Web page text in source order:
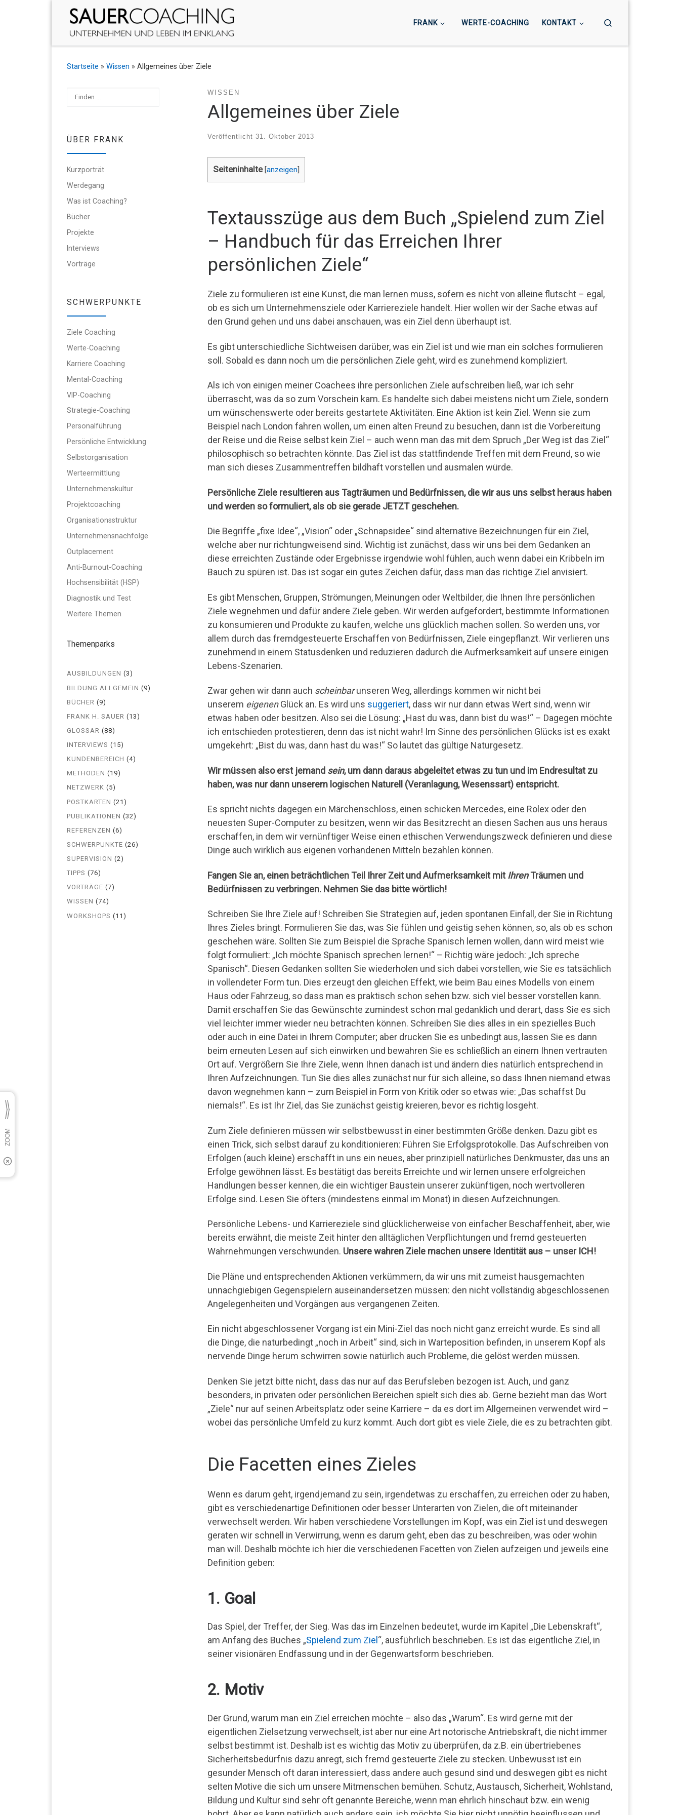
Zum Inhalt springen
FRANK WERTE-COACHING KONTAKT
Startseite » Wissen » Allgemeines über Ziele
WISSEN
Allgemeines über Ziele
Veröffentlicht 31. Oktober 2013
Seiteninhalte [anzeigen]
Textausszüge aus dem Buch „Spielend zum Ziel
– Handbuch für das Erreichen Ihrer
persönlichen Ziele“
Ziele zu formulieren ist eine Kunst, die man lernen muss, sofern es nicht von alleine flutscht – egal,
ob es sich um Unternehmensziele oder Karriereziele handelt. Hier wollen wir der Sache etwas auf
den Grund gehen und uns dabei anschauen, was ein Ziel denn überhaupt ist.
Es gibt unterschiedliche Sichtweisen darüber, was ein Ziel ist und wie man ein solches formulieren
soll. Sobald es dann noch um die persönlichen Ziele geht, wird es zunehmend kompliziert.
Als ich von einigen meiner Coachees ihre persönlichen Ziele aufschreiben ließ, war ich sehr
überrascht, was da so zum Vorschein kam. Es handelte sich dabei meistens nicht um Ziele, sondern
um wünschenswerte oder bereits gestartete Aktivitäten. Eine Aktion ist kein Ziel. Wenn sie zum
Beispiel nach London fahren wollen, um einen alten Freund zu besuchen, dann ist die Vorbereitung
der Reise und die Reise selbst kein Ziel – auch wenn man das mit dem Spruch „Der Weg ist das Ziel“
philosophisch so betrachten könnte. Das Ziel ist das stattfindende Treffen mit dem Freund, so wie
man sich dieses Zusammentreffen bildhaft vorstellen und ausmalen würde.
Persönliche Ziele resultieren aus Tagträumen und Bedürfnissen, die wir aus uns selbst heraus haben
und werden so formuliert, als ob sie gerade JETZT geschehen.
Die Begriffe „fixe Idee“, „Vision“ oder „Schnapsidee“ sind alternative Bezeichnungen für ein Ziel,
welche aber nur richtungweisend sind. Wichtig ist zunächst, dass wir uns bei dem Gedanken an
diese erreichten Zustände oder Ergebnisse irgendwie wohl fühlen, auch wenn dabei ein Kribbeln im
Bauch zu spüren ist. Das ist sogar ein gutes Zeichen dafür, dass man das richtige Ziel anvisiert.
Es gibt Menschen, Gruppen, Strömungen, Meinungen oder Weltbilder, die Ihnen Ihre persönlichen
Ziele wegnehmen und dafür andere Ziele geben. Wir werden aufgefordert, bestimmte Informationen
zu konsumieren und Produkte zu kaufen, welche uns glücklich machen sollen. So werden uns, vor
allem durch das fremdgesteuerte Erschaffen von Bedürfnissen, Ziele eingepflanzt. Wir verlieren uns
zunehmend in einem Statusdenken und reduzieren dadurch die Aufmerksamkeit auf unsere einigen
Lebens-Szenarien.
Zwar gehen wir dann auch scheinbarunseren Weg, allerdings kommen wir nicht bei
unserem eigenenGlück an. Es wird uns suggeriert, dass wir nur dann etwas Wert sind, wenn wir
etwas haben oder besitzen. Also sei die Lösung: „Hast du was, dann bist du was!“ – Dagegen möchte
ich entschieden protestieren, denn das ist nicht wahr! Im Sinne des persönlichen Glücks ist es exakt
umgekehrt: „Bist du was, dann hast du was!“ So lautet das gültige Naturgesetz.
Wir müssen also erst jemand sein, um dann daraus abgeleitet etwas zu tun und im Endresultat zu
haben, was nur dann unserem logischen Naturell (Veranlagung, Wesenssart) entspricht.
Es spricht nichts dagegen ein Märchenschloss, einen schicken Mercedes, eine Rolex oder den
neuesten Super-Computer zu besitzen, wenn wir das Besitzrecht an diesen Sachen aus uns heraus
erschaffen, in dem wir vernünftiger Weise einen ethischen Verwendungszweck definieren und diese
Dinge auch wirklich aus eigenen vorhandenen Mitteln bezahlen können.
Fangen Sie an, einen beträchtlichen Teil Ihrer Zeit und Aufmerksamkeit mit IhrenTräumen und
Bedürfnissen zu verbringen. Nehmen Sie das bitte wörtlich!
Schreiben Sie Ihre Ziele auf! Schreiben Sie Strategien auf, jeden spontanen Einfall, der Sie in Richtung
Ihres Zieles bringt. Formulieren Sie das, was Sie fühlen und geistig sehen können, so, als ob es schon
geschehen wäre. Sollten Sie zum Beispiel die Sprache Spanisch lernen wollen, dann wird meist wie
folgt formuliert: „Ich möchte Spanisch sprechen lernen!“ – Richtig wäre jedoch: „Ich spreche
Spanisch“. Diesen Gedanken sollten Sie wiederholen und sich dabei vorstellen, wie Sie es tatsächlich
in vollendeter Form tun. Dies erzeugt den gleichen Effekt, wie beim Bau eines Modells von einem
Haus oder Fahrzeug, so dass man es praktisch schon sehen bzw. sich viel besser vorstellen kann.
Damit erschaffen Sie das Gewünschte zumindest schon mal gedanklich und derart, dass Sie es sich
viel leichter immer wieder neu betrachten können. Schreiben Sie dies alles in ein spezielles Buch
oder auch in eine Datei in Ihrem Computer; aber drucken Sie es unbedingt aus, lassen Sie es dann
beim erneuten Lesen auf sich einwirken und bewahren Sie es schließlich an einem Ihnen vertrauten
Ort auf. Vergrößern Sie Ihre Ziele, wenn Ihnen danach ist und ändern dies natürlich entsprechend in
Ihren Aufzeichnungen. Tun Sie dies alles zunächst nur für sich alleine, so dass Ihnen niemand etwas
davon wegnehmen kann – zum Beispiel in Form von Kritik oder so etwas wie: „Das schaffst Du
niemals!“. Es ist Ihr Ziel, das Sie zunächst geistig kreieren, bevor es richtig losgeht.
Zum Ziele definieren müssen wir selbstbewusst in einer bestimmten Größe denken. Dazu gibt es
einen Trick, sich selbst darauf zu konditionieren: Führen Sie Erfolgsprotokolle. Das Aufschreiben von
Erfolgen (auch kleine) erschafft in uns ein neues, aber prinzipiell natürliches Denkmuster, das uns an
Erfolge gewöhnen lässt. Es bestätigt das bereits Erreichte und wir lernen unsere erfolgreichen
Handlungen besser kennen, die ein wichtiger Baustein unserer zukünftigen, noch wertvolleren
Erfolge sind. Lesen Sie öfters (mindestens einmal im Monat) in diesen Aufzeichnungen.
Persönliche Lebens- und Karriereziele sind glücklicherweise von einfacher Beschaffenheit, aber, wie
bereits erwähnt, die meiste Zeit hinter den alltäglichen Verpflichtungen und fremd gesteuerten
Wahrnehmungen verschwunden. Unsere wahren Ziele machen unsere Identität aus – unser ICH!
Die Pläne und entsprechenden Aktionen verkümmern, da wir uns mit zumeist hausgemachten
unnachgiebigen Gegenspielern auseinandersetzen müssen: den nicht vollständig abgeschlossenen
Angelegenheiten und Vorgängen aus vergangenen Zeiten.
Ein nicht abgeschlossener Vorgang ist ein Mini-Ziel das noch nicht ganz erreicht wurde. Es sind all
die Dinge, die naturbedingt „noch in Arbeit“ sind, sich in Warteposition befinden, in unserem Kopf als
nervende Dinge herum schwirren sowie natürlich auch Probleme, die gelöst werden müssen.
Denken Sie jetzt bitte nicht, dass das nur auf das Berufsleben bezogen ist. Auch, und ganz
besonders, in privaten oder persönlichen Bereichen spielt sich dies ab. Gerne bezieht man das Wort
„Ziele“ nur auf seinen Arbeitsplatz oder seine Karriere – da es dort im Allgemeinen verwendet wird –
wobei das persönliche Umfeld zu kurz kommt. Auch dort gibt es viele Ziele, die es zu betrachten gibt.
Die Facetten eines Zieles
Wenn es darum geht, irgendjemand zu sein, irgendetwas zu erschaffen, zu erreichen oder zu haben,
gibt es verschiedenartige Definitionen oder besser Unterarten von Zielen, die oft miteinander
verwechselt werden. Wir haben verschiedene Vorstellungen im Kopf, was ein Ziel ist und deswegen
geraten wir schnell in Verwirrung, wenn es darum geht, eben das zu beschreiben, was oder wohin
man will. Deshalb möchte ich hier die verschiedenen Facetten von Zielen aufzeigen und jeweils eine
Definition geben:
1. Goal
Das Spiel, der Treffer, der Sieg. Was das im Einzelnen bedeutet, wurde im Kapitel „Die Lebenskraft“,
am Anfang des Buches „Spielend zum Ziel “, ausführlich beschrieben. Es ist das eigentliche Ziel, in
seiner visionären Endfassung und in der Gegenwartsform beschrieben.
2. Motiv
Der Grund, warum man ein Ziel erreichen möchte – also das „Warum“. Es wird gerne mit der
eigentlichen Zielsetzung verwechselt, ist aber nur eine Art notorische Antriebskraft, die nicht immer
selbst bestimmt ist. Deshalb ist es wichtig das Motiv zu überprüfen, da z.B. ein übertriebenes
Sicherheitsbedürfnis dazu anregt, sich fremd gesteuerte Ziele zu stecken. Unbewusst ist ein
gesunder Mensch oft daran interessiert, dass andere auch gesund sind und deswegen gibt es nicht
selten Motive die sich um unsere Mitmenschen bemühen. Schutz, Austausch, Sicherheit, Wohlstand,
Bildung und Kultur sind sehr oft genannte Bereiche, wenn man ehrlich hinschaut bzw. ein wenig
ÜBER FRANK
Kurzporträt
Werdegang
Was ist Coaching?
Bücher
Projekte
Interviews
Vorträge
SCHWERPUNKTE
Ziele Coaching
Werte-Coaching
Karriere Coaching
Mental-Coaching
VIP-Coaching
Strategie-Coaching
Personalführung
Persönliche Entwicklung
Selbstorganisation
Werteermittlung
Unternehmenskultur
Projektcoaching
Organisationsstruktur
Unternehmensnachfolge
Outplacement
Anti-Burnout-Coaching
Hochsensibilität (HSP)
Diagnostik und Test
Weitere Themen
Themenparks
AUSBILDUNGEN (3)
BILDUNG ALLGEMEIN (9)
BÜCHER (9)
FRANK H. SAUER (13)
GLOSSAR (88)
INTERVIEWS (15)
KUNDENBEREICH (4)
METHODEN (19)
NETZWERK (5)
POSTKARTEN (21)
PUBLIKATIONEN (32)
REFERENZEN (6)
SCHWERPUNKTE (26)
SUPERVISION (2)
TIPPS (76)
VORTRÄGE (7)
WISSEN (74)
WORKSHOPS (11)